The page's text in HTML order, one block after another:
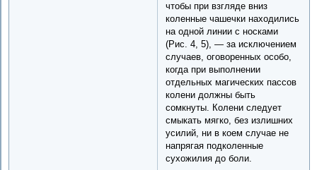
чтобы при взгляде вниз
коленные чашечки находились
на одной линии с носками
(Рис. 4, 5), — за исключением
случаев, оговоренных особо,
когда при выполнении
отдельных магических пассов
колени должны быть
сомкнуты. Колени следует
смыкать мягко, без излишних
усилий, ни в коем случае не
напрягая подколенные
сухожилия до боли.